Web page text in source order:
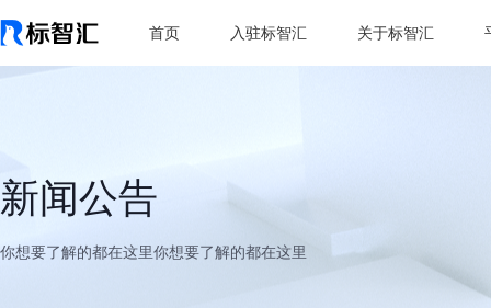
首页 入驻标智汇 关于标智汇
新闻公告
你想要了解的都在这里你想要了解的都在这里